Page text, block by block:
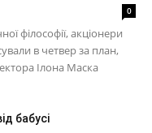
0
філософії, акціонери
в четвер за план,
Ілона Маска
бабусі